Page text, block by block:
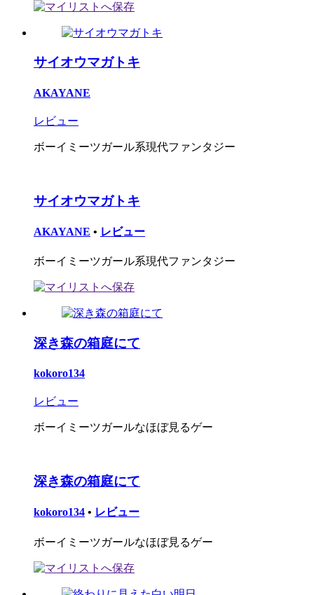
サイオウマガトキ
AKAYANE
レビュー
ボーイミーツガール系現代ファンタジー
サイオウマガトキ
AKAYANE • レビュー
ボーイミーツガール系現代ファンタジー
深き森の箱庭にて
kokoro134
レビュー
ボーイミーツガールなほぼ見るゲー
深き森の箱庭にて
kokoro134 • レビュー
ボーイミーツガールなほぼ見るゲー